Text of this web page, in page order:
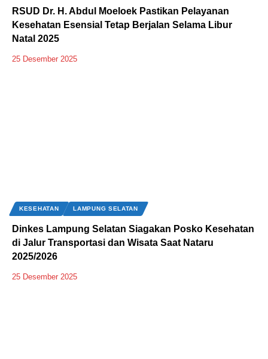
‎RSUD Dr. H. Abdul Moeloek Pastikan Pelayanan
Kesehatan Esensial Tetap Berjalan Selama Libur
Natal 2025
25 Desember 2025
KESEHATAN LAMPUNG SELATAN
Dinkes Lampung Selatan Siagakan Posko Kesehatan
di Jalur Transportasi dan Wisata Saat Nataru
2025/2026
25 Desember 2025